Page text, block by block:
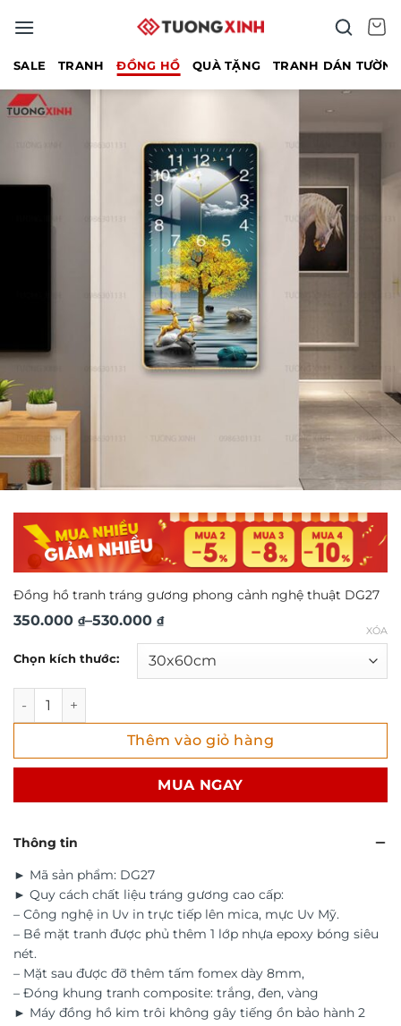
qua
SALE TRANH ĐỒNG HỒ QUÀ TẶNG TRANH DÁN
Đồng hồ tranh tráng gương phong cảnh nghệ thuật DG27
350.000 ₫–530.000 ₫
Khoảng
350.000 ₫
đến
530.000 ₫
Chọn kích thước:
XÓA
Đồng hồ tranh tráng gương phong cảnh nghệ thuật
Thêm vào giỏ hàng
MUA NGAY
Thông tin
► Mã sản phẩm: DG27
► Quy cách chất liệu tráng gương cao cấp:
– Công nghệ in Uv in trực tiếp lên mica, mực Uv Mỹ.
– Bề mặt tranh được phủ thêm 1 lớp nhựa epoxy bóng siêu
nét.
– Mặt sau được đỡ thêm tấm fomex dày 8mm,
– Đóng khung tranh composite: trắng, đen, vàng
► Máy đồng hồ kim trôi không gây tiếng ồn bảo hành 2